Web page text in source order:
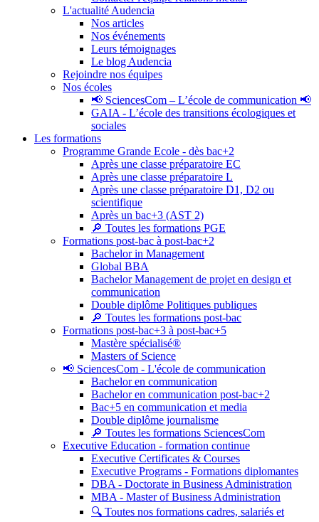
L'actualité Audencia
Nos articles
Nos événements
Leurs témoignages
Le blog Audencia
Rejoindre nos équipes
Nos écoles
📢 SciencesCom – L’école de communication 📢
GAIA - L’école des transitions écologiques et
sociales
Les formations
Programme Grande Ecole - dès bac+2
Après une classe préparatoire EC
Après une classe préparatoire L
Après une classe préparatoire D1, D2 ou
scientifique
Après un bac+3 (AST 2)
🔎 Toutes les formations PGE
Formations post-bac à post-bac+2
Bachelor in Management
Global BBA
Bachelor Management de projet en design et
communication
Double diplôme Politiques publiques
🔎 Toutes les formations post-bac
Formations post-bac+3 à post-bac+5
Mastère spécialisé®
Masters of Science
📢 SciencesCom - L'école de communication
Bachelor en communication
Bachelor en communication post-bac+2
Bac+5 en communication et media
Double diplôme journalisme
🔎 Toutes les formations SciencesCom
Executive Education - formation continue
Executive Certificates & Courses
Executive Programs - Formations diplomantes
DBA - Doctorate in Business Administration
MBA - Master of Business Administration
🔍 Toutes nos formations cadres, salariés et